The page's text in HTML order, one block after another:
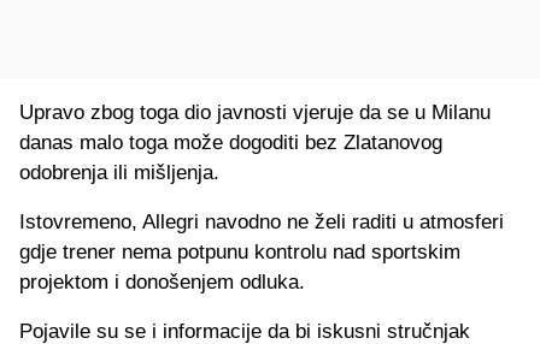
Upravo zbog toga dio javnosti vjeruje da se u Milanu
danas malo toga može dogoditi bez Zlatanovog
odobrenja ili mišljenja.
Istovremeno, Allegri navodno ne želi raditi u atmosferi
gdje trener nema potpunu kontrolu nad sportskim
projektom i donošenjem odluka.
Pojavile su se i informacije da bi iskusni stručnjak